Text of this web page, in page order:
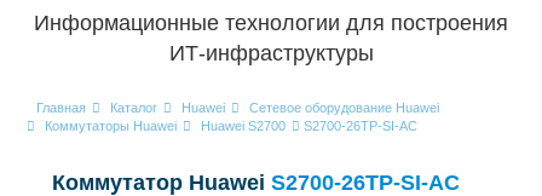
Информационные технологии для построения
ИТ-инфраструктуры
Главная Каталог Huawei
Сетевое оборудование Huawei
Коммутаторы Huawei
Huawei S2700 S2700-26TP-SI-AC
Коммутатор Huawei S2700-26TP-SI-AC